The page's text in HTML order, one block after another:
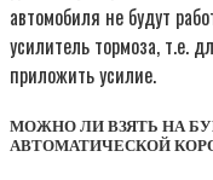
автомобиля не будут
усилитель тормоза, т.е.
приложить усилие.
МОЖНО ЛИ ВЗЯТЬ НА
АВТОМАТИЧЕСКОЙ